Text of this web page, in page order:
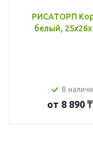
РИСАТОРП
белый,
В
от 8 890 ₸